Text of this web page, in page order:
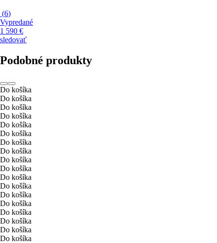
(6)
Vypredané
1 590 €
sledovať
Podobné produkty
Do košíka
Do košíka
Do košíka
Do košíka
Do košíka
Do košíka
Do košíka
Do košíka
Do košíka
Do košíka
Do košíka
Do košíka
Do košíka
Do košíka
Do košíka
Do košíka
Do košíka
Do košíka